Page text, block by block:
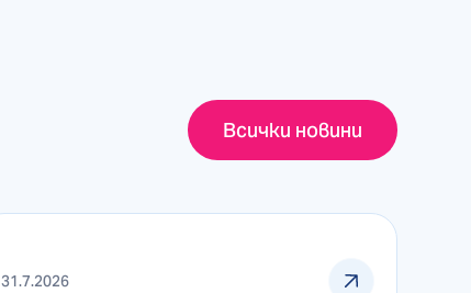
Всички новини
31.7.2026